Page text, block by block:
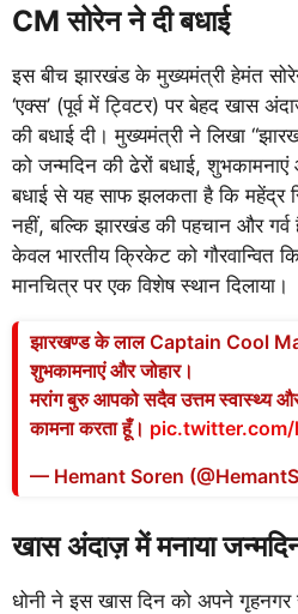
CM सोरेन ने दी बधाई
इस बीच झारखंड के मुख्यमंत्री हेमंत
‘एक्स’ (पूर्व में ट्विटर) पर बेहद खास
की बधाई दी। मुख्यमंत्री ने लिखा
को जन्मदिन की ढेरों बधाई,
बधाई से यह साफ झलकता है कि महेंद्र
नहीं, बल्कि झारखंड की पहचान और
केवल भारतीय क्रिकेट को गौरवान्वित
मानचित्र पर एक विशेष स्थान दिलाया।
झारखण्ड के लाल Captain Cool
शुभकामनाएं और जोहार।
मरांग बुरु आपको सदैव उत्तम स्वास्थ्य
कामना करता हूँ। pic.twitter.com/
— Hemant Soren
खास अंदाज़ में मनाया
धोनी ने इस खास दिन को अपने गृहनगर